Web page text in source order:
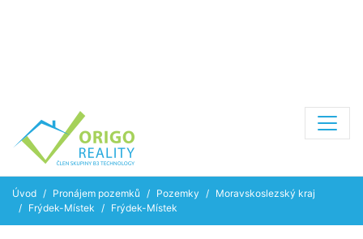
Úvod Pronájem pozemků Pozemky
Moravskoslezský kraj
Frýdek-Místek
Frýdek-Místek